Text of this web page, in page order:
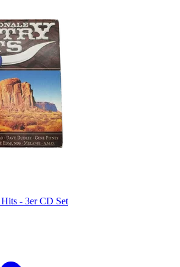
- 3er CD Set